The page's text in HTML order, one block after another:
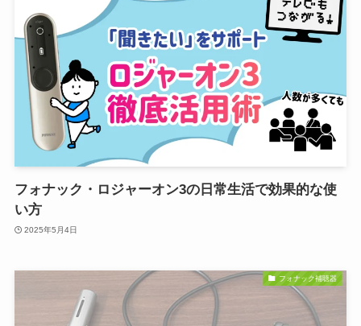
フォナック・ロジャーオン3の日常生活で効果的な使
い方
2025年5月4日
フォナック補聴器